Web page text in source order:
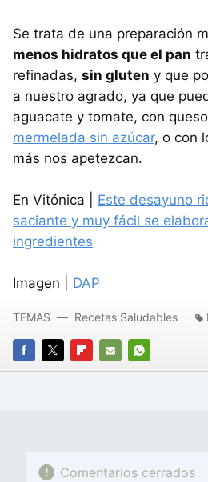
Se trata de una preparación
menos hidratos que el pan
refinadas, sin gluten y que
a nuestro agrado, ya que
aguacate y tomate, con
mermelada sin azúcar, o con
más nos apetezcan.
En Vitónica | Este desayuno
saciante y muy fácil se
ingredientes
Imagen | DAP
FACEBOOK
TWITTERFLIPBOARD
E-
WHATSAPP
TEMAS Recetas Saludables
Comentarios cerrados